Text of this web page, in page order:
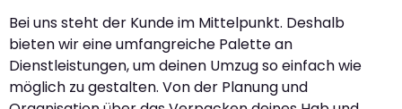
Bei uns steht der Kunde im Mittelpunkt. Deshalb
bieten wir eine umfangreiche Palette an
Dienstleistungen, um deinen Umzug so einfach wie
möglich zu gestalten. Von der Planung und